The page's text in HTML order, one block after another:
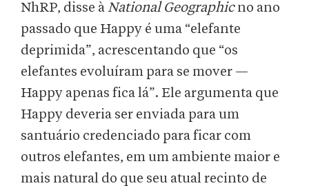
NhRP, disse àNational Geographicno ano
passado que Happy é uma “elefante
deprimida”, acrescentando que “os
elefantes evoluíram para se mover —
Happy apenas fica lá”. Ele argumenta que
Happy deveria ser enviada para um
santuário credenciado para ficar com
outros elefantes, em um ambiente maior e
mais natural do que seu atual recinto de